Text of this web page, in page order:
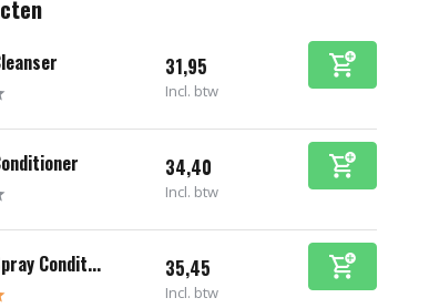
31,95
Incl. btw
34,40
Incl. btw
Condit... 35,45
Incl. btw